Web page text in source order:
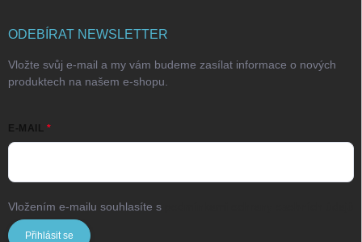
ODEBÍRAT NEWSLETTER
Vložte svůj e-mail a my vám budeme zasílat informace o nových
produktech na našem e-shopu.
E-MAIL
Vložením e-mailu souhlasíte s
Přihlásit se